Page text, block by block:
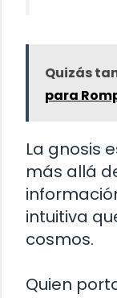
Quizás
para
La gnosis
más allá
intuitiva
cosmos.
Quien